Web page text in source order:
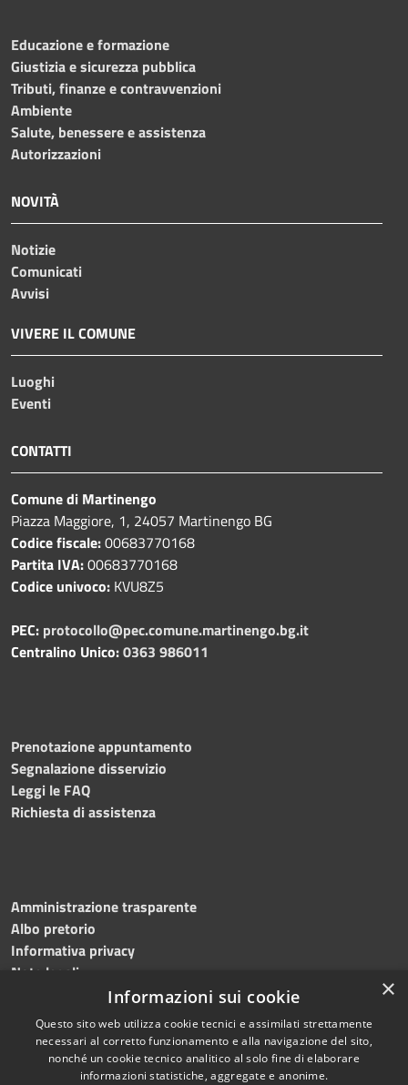
Educazione e formazione
Giustizia e sicurezza pubblica
Tributi, finanze e contravvenzioni
Ambiente
Salute, benessere e assistenza
Autorizzazioni
NOVITÀ
Notizie
Comunicati
Avvisi
VIVERE IL COMUNE
Luoghi
Eventi
CONTATTI
Comune di Martinengo
Piazza Maggiore, 1, 24057 Martinengo BG
Codice fiscale:00683770168
Partita IVA:00683770168
Codice univoco: KVU8Z5
PEC: protocollo@pec.comune.martinengo.bg.it
Centralino Unico:0363 986011
Prenotazione appuntamento
Segnalazione disservizio
Leggi le FAQ
Richiesta di assistenza
Amministrazione trasparente
Albo pretorio
Informativa privacy
Note legali
Dichiarazione di accessibilità
Copyright © 2026 • Comune di
×
Informazioni sui cookie
Questo sito web utilizza cookie tecnici e assimilati strettamente
necessari al corretto funzionamento e alla navigazione del sito,
nonché un cookie tecnico analitico al solo fine di elaborare
informazioni statistiche, aggregate e anonime.